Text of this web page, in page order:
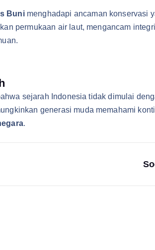
Bunimenghadapi ancaman konservasi
permukaan air laut, mengancam
sejarah Indonesia tidak dimulai
generasi muda memahami
.